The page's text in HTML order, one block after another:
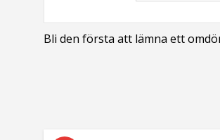
Bli den första att lämna ett